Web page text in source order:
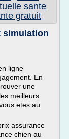
sante
gratuit
simulation
ligne
En
une
meilleurs
etes au
assurance
chien au